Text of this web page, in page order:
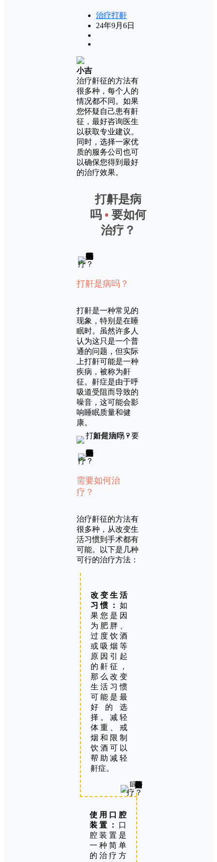
治疗打鼾
24年9月6日
小吉
治疗鼾征的方法有
很多种，每个人的
情况都不同。如果
您怀疑自己患有鼾
征，最好咨询医生
以获取专业建议。
同时，选择一家优
质的服务公司也可
以确保您得到最好
的治疗效果。
打鼾是病
吗 • 要如何
治疗？
打鼾是病吗？
打鼾是一种常见的
现象，特别是在睡
眠时。虽然许多人
认为这只是一个普
通的问题，但实际
上打鼾可能是一种
疾病，被称为鼾
征。鼾症是由于呼
吸道受阻而导致的
噪音，这可能会影
响睡眠质量和健
康。
需要如何治
疗？
治疗鼾征的方法有
很多种，从改变生
活习惯到手术都有
可能。以下是几种
可行的治疗方法：
改变生活
习惯：如
果您是因
为肥胖、
过度饮酒
或吸烟等
原因引起
的鼾征，
那么改变
生活习惯
可能是最
好的选
择。减轻
体重、戒
烟和限制
饮酒可以
帮助减轻
鼾症。
使用口腔
装置： 口
腔装置是
一种简单
的治疗方